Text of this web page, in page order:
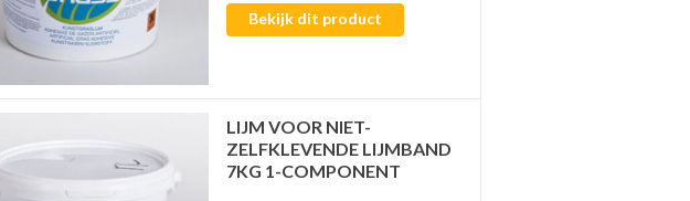
Bekijk dit product
LIJM VOOR NIET-
ZELFKLEVENDE LIJMBAND
7KG 1-COMPONENT